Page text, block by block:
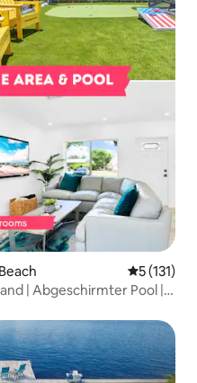
5 (131)
| Abgeschirmter Pool |